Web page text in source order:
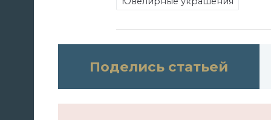
Поделись статьей